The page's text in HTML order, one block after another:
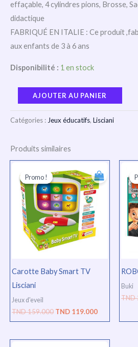
effaçable, 4 cylindres pions, Brosse,
didactique
FABRIQUÉ EN ITALIE : Ce produit
aux enfants de 3 à 6 ans
Disponibilité : 1 en stock
AJOUTER AU PANIER
Catégories :Jeux éducatifs, Lisciani
Produits similaires
Promo !
Carotte Baby Smart TV
Lisciani
Promo !
Jeux d'eveil
TND159.000
prix
initial
était :
TND
159.000.
TND 119.000
prix
actuel
est :
Buki
TND